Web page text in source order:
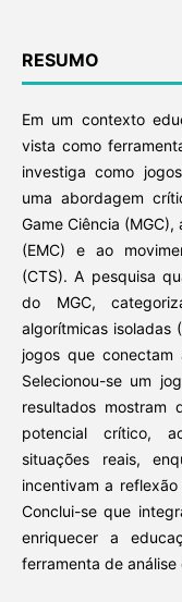
RESUMO
Em um contexto
vista como
investiga como
uma abordagem
Game Ciência
(EMC) e ao
(CTS). A pesquisa
do MGC,
algorítmicas isoladas
jogos que conectam
Selecionou-se um
resultados
potencial crítico,
situações reais,
incentivam a
Conclui-se que
enriquecer a
ferramenta de